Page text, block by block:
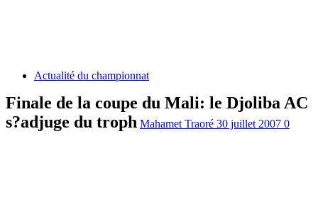
Actualité du championnat
Finale de la coupe du Mali: le Djoliba AC
s?adjuge du troph Mahamet Traoré 30 juillet 2007 0